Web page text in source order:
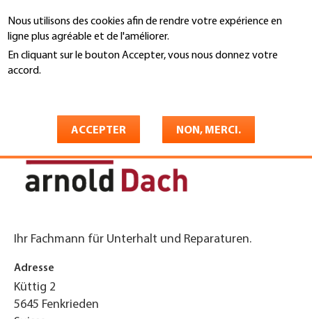
Nous utilisons des cookies afin de rendre votre expérience en
ligne plus agréable et de l'améliorer.
En cliquant sur le bouton Accepter, vous nous donnez votre
accord.
ACCEPTER NON, MERCI.
au
contenu
principal
Recherche
You
Ihr Fachmann für Unterhalt und Reparaturen.
Adresse
Küttig 2
5645 Fenkrieden